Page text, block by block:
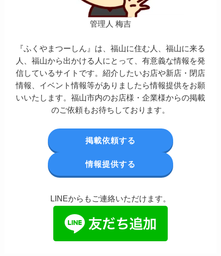
管理人 梅吉
『ふくやまつーしん』は、福山に住む人、福山に来る
人、福山から出かける人にとって、有意義な情報を発
信しているサイトです。紹介したいお店や新店・閉店
情報、イベント情報等がありましたら情報提供をお願
いいたします。福山市内のお店様・企業様からの掲載
のご依頼もお待ちしております。
掲載依頼する
情報提供する
LINEからもご連絡いただけます。